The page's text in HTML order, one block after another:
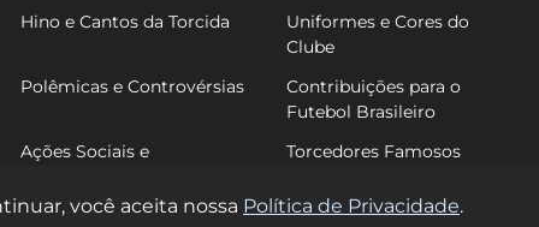
Hino e Cantos da Torcida
Uniformes e Cores do
Clube
Polêmicas e Controvérsias
Contribuições para o
Futebol Brasileiro
Ações Sociais e
Torcedores Famosos
© 2026 FutPonte. Todos os direitos reservados.
você aceita nossa Política de Privacidade.